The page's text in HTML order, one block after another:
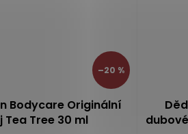
–20 %
Bodycare Originální
Tea Tree 30 ml